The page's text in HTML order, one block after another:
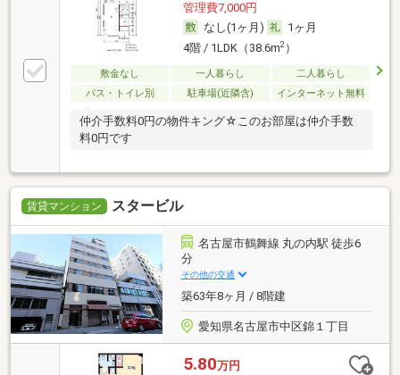
管理費7,000円
なし(1ヶ月)
1ヶ月
4階 / 1LDK（38.6m2）
敷金なし 一人暮らし
二人暮らし
バス・トイレ別
駐車場(近隣含) インターネット無料
仲介手数料0円の物件キング☆このお部屋は仲介手数
料0円です
賃貸マンション スタービル
名古屋市鶴舞線 丸の内駅 徒歩6
分
その他の交通
築63年8ヶ月 / 8階建
愛知県名古屋市中区錦１丁目
5.80万円